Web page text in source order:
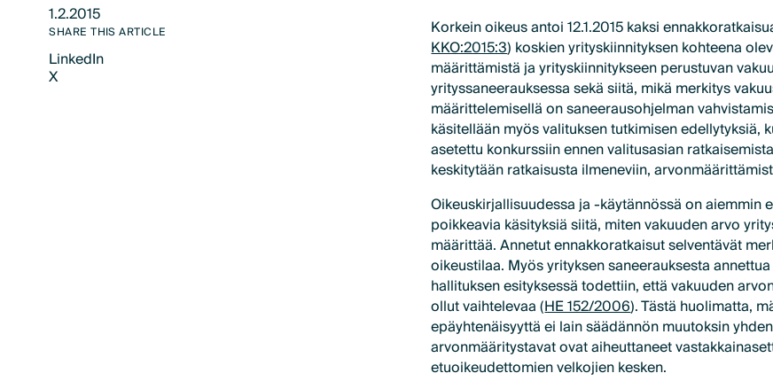
1.2.2015
SHARE THIS ARTICLE
LinkedIn
LinkedIn
X
Korkein oikeus antoi 12.1.2015 kaksi
KKO:2015:3) koskien yrityskiinnityksen kohteena
määrittämistä ja yrityskiinnitykseen perustuvan
yrityssaneerauksessa sekä siitä, mikä merkitys
määrittelemisellä on saneerausohjelman
käsitellään myös valituksen tutkimisen edellytyksiä,
asetettu konkurssiin ennen valitusasian
keskitytään ratkaisusta ilmeneviin,
Oikeuskirjallisuudessa ja -käytännössä on aiemmin
poikkeavia käsityksiä siitä, miten vakuuden arvo
määrittää. Annetut ennakkoratkaisut selventävät
oikeustilaa. Myös yrityksen saneerauksesta
hallituksen esityksessä todettiin, että vakuuden
ollut vaihtelevaa (HE 152/2006). Tästä huolimatta,
epäyhtenäisyyttä ei lain säädännön muutoksin
arvonmääritystavat ovat aiheuttaneet
etuoikeudettomien velkojien kesken.